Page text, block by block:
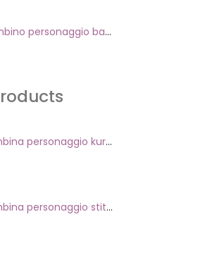
Set 4 pezzi asilo bambino personaggio batman
Set asilo 3 pezzi bambina personaggio kuromi
Set 5 pezzi asilo bambina personaggio stitch angel